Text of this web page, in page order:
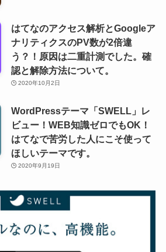
はてなのアクセス解析とGoogleア
ナリティクスのPV数が2倍違
う？！原因は二重計測でした。確
認と解除方法について。
2020年10月2日
WordPressテーマ「SWELL」レ
ビュー！WEB知識ゼロでもOK！
はてなで苦労した人にこそ使って
ほしいテーマです。
2020年9月19日